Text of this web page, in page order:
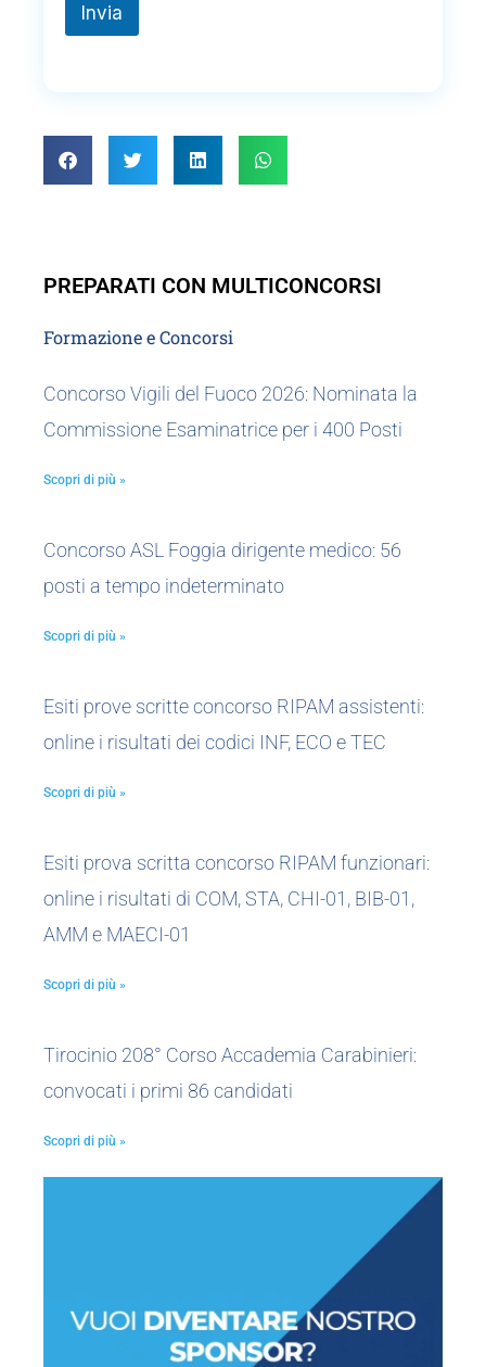
Invia
PREPARATI CON MULTICONCORSI
Formazione e Concorsi
Concorso Vigili del Fuoco 2026: Nominata la
Commissione Esaminatrice per i 400 Posti
Scopri di più »
Concorso ASL Foggia dirigente medico: 56
posti a tempo indeterminato
Scopri di più »
Esiti prove scritte concorso RIPAM assistenti:
online i risultati dei codici INF, ECO e TEC
Scopri di più »
Esiti prova scritta concorso RIPAM funzionari:
online i risultati di COM, STA, CHI-01, BIB-01,
AMM e MAECI-01
Scopri di più »
Tirocinio 208° Corso Accademia Carabinieri:
convocati i primi 86 candidati
Scopri di più »